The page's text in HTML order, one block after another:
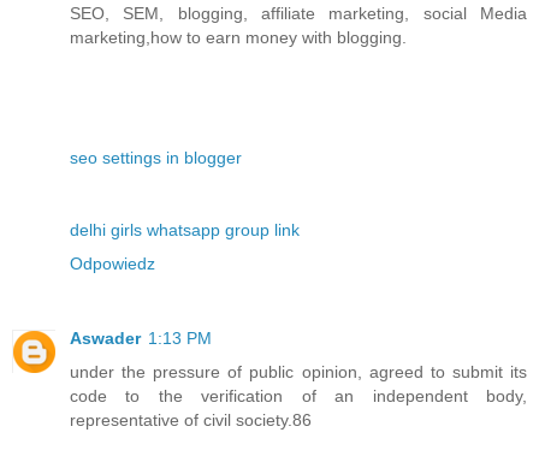
SEO, SEM, blogging, affiliate marketing, social Media
marketing,how to earn money with blogging.
seo settings in blogger
delhi girls whatsapp group link
Odpowiedz
Aswader 1:13 PM
under the pressure of public opinion, agreed to submit its
code to the verification of an independent body,
representative of civil society.86